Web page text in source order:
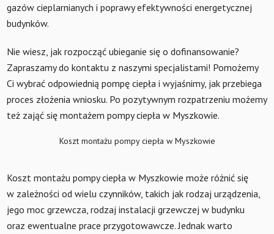
gazów cieplarnianych i poprawy efektywności energetycznej
budynków.
Nie wiesz, jak rozpocząć ubieganie się o dofinansowanie?
Zapraszamy do kontaktu z naszymi specjalistami! Pomożemy
Ci wybrać odpowiednią pompę ciepła i wyjaśnimy, jak przebiega
proces złożenia wniosku. Po pozytywnym rozpatrzeniu możemy
też zająć się montażem pompy ciepła w Myszkowie.
Koszt montażu pompy ciepła w Myszkowie
Koszt montażu pompy ciepła w Myszkowie może różnić się
w zależności od wielu czynników, takich jak rodzaj urządzenia,
jego moc grzewcza, rodzaj instalacji grzewczej w budynku
oraz ewentualne prace przygotowawcze. Jednak warto